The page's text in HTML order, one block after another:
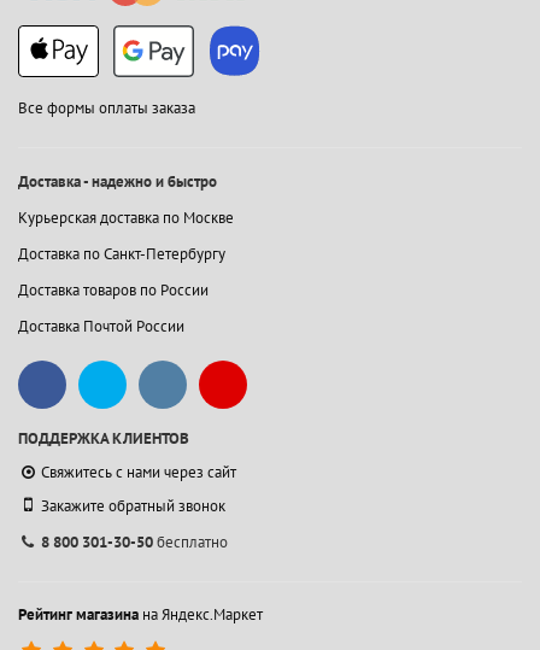
Все формы оплаты заказа
Доставка - надежно и быстро
Курьерская доставка по Москве
Доставка по Санкт-Петербургу
Доставка товаров по России
Доставка Почтой России
ПОДДЕРЖКА КЛИЕНТОВ
Свяжитесь с нами через сайт
Закажите обратный звонок
8 800 301-30-50бесплатно
Рейтинг магазина на Яндекс.Маркет